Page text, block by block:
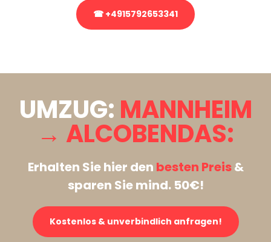
☎ +4915792653341
UMZUG: MANNHEIM
→ ALCOBENDAS:
Erhalten Sie hier den besten Preis&
sparen Sie mind. 50€!
Kostenlos & unverbindlich anfragen!